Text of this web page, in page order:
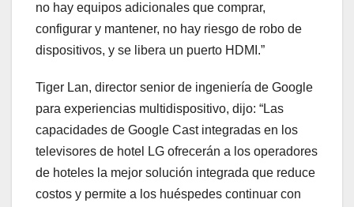
no hay equipos adicionales que comprar,
configurar y mantener, no hay riesgo de robo de
dispositivos, y se libera un puerto HDMI.”
Tiger Lan, director senior de ingeniería de Google
para experiencias multidispositivo, dijo: “Las
capacidades de Google Cast integradas en los
televisores de hotel LG ofrecerán a los operadores
de hoteles la mejor solución integrada que reduce
costos y permite a los huéspedes continuar con